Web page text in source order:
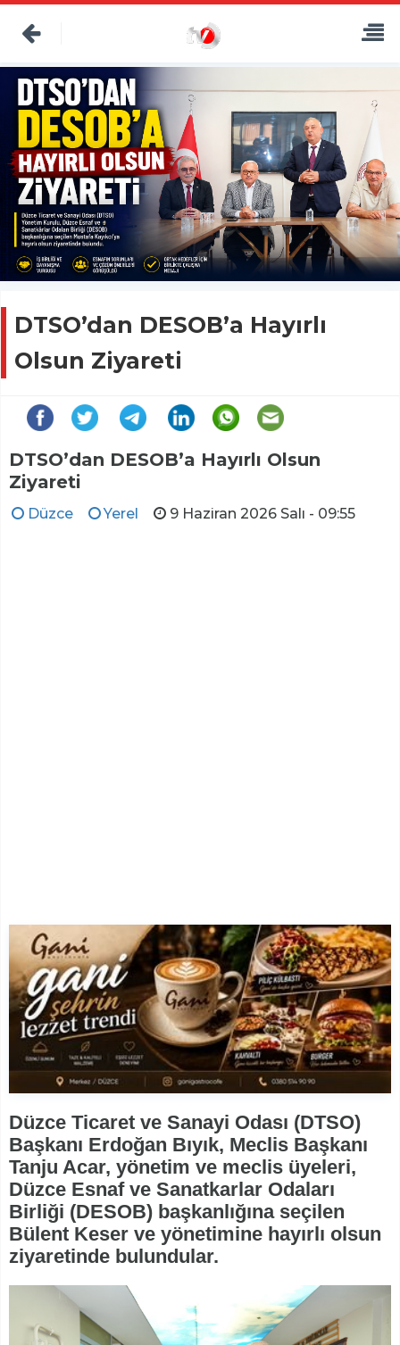
DTSO’dan DESOB’a Hayırlı
Olsun Ziyareti
DTSO’dan DESOB’a Hayırlı Olsun
Ziyareti
Düzce Yerel 9 Haziran 2026 Salı - 09:55
Düzce Ticaret ve Sanayi Odası (DTSO)
Başkanı Erdoğan Bıyık, Meclis Başkanı
Tanju Acar, yönetim ve meclis üyeleri,
Düzce Esnaf ve Sanatkarlar Odaları
Birliği (DESOB) başkanlığına seçilen
Bülent Keser ve yönetimine hayırlı olsun
ziyaretinde bulundular.